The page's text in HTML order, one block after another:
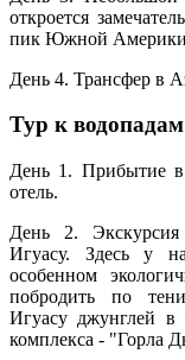
откроется
пик Южной Америки
День 4. Трансфер в
Тур к
День 1. Прибытие в
отель.
День 2. Экскурсия
Игуасу. Здесь у
особенном
побродить по
Игуасу джунглей в
комплекса - "Горла